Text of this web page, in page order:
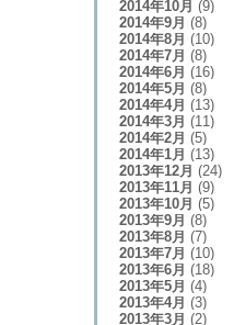
2014年10月 (9)
2014年9月 (8)
2014年8月 (10)
2014年7月 (8)
2014年6月 (16)
2014年5月 (8)
2014年4月 (13)
2014年3月 (11)
2014年2月 (5)
2014年1月 (13)
2013年12月 (24)
2013年11月 (9)
2013年10月 (5)
2013年9月 (8)
2013年8月 (7)
2013年7月 (10)
2013年6月 (18)
2013年5月 (4)
2013年4月 (3)
2013年3月 (2)